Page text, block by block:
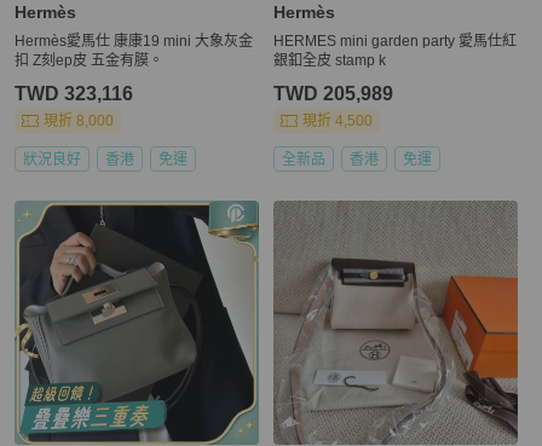
Hermès
Hermès愛馬仕 康康19 mini 大象灰金
扣 Z刻ep皮 五金有膜。
TWD 323,116
現折 8,000
狀況良好 香港 免運
Hermès
HERMES mini garden party 愛馬仕紅
銀釦全皮 stamp k
TWD 205,989
現折 4,500
全新品 香港 免運